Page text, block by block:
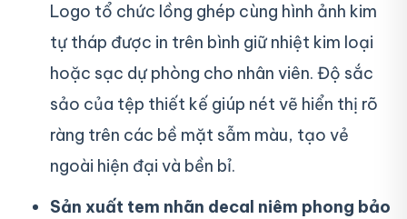
Logo tổ chức lồng ghép cùng hình ảnh kim
tự tháp được in trên bình giữ nhiệt kim loại
hoặc sạc dự phòng cho nhân viên. Độ sắc
sảo của tệp thiết kế giúp nét vẽ hiển thị rõ
ràng trên các bề mặt sẫm màu, tạo vẻ
ngoài hiện đại và bền bỉ.
Sản xuất tem nhãn decal niêm phong bảo